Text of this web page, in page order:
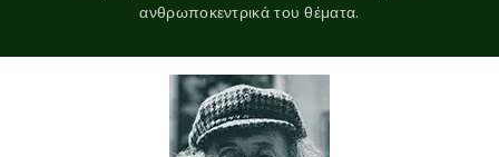
ανθρωποκεντρικά του θέματα.